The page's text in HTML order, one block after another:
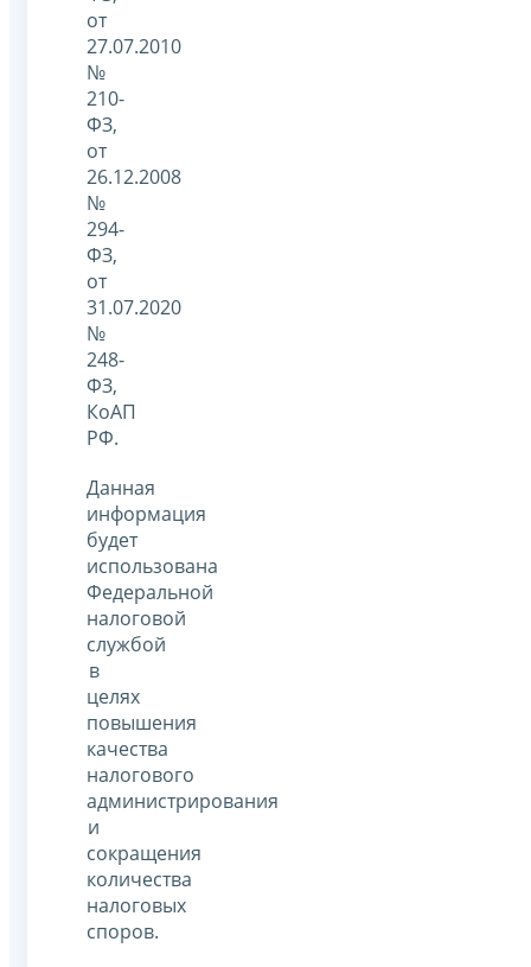
от
27.07.2010
№
210-
ФЗ,
от
26.12.2008
№
294-
ФЗ,
от
31.07.2020
№
248-
ФЗ,
КоАП
РФ.
Данная
информация
будет
использована
Федеральной
налоговой
службой
в
целях
повышения
качества
налогового
администрирования
и
сокращения
количества
налоговых
споров.